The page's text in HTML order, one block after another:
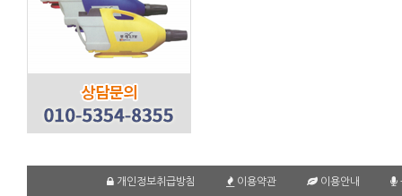
개인정보취급방침 이용약관 이용안내